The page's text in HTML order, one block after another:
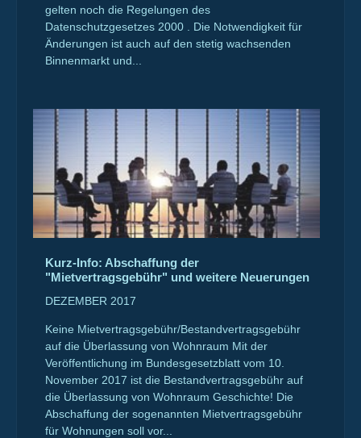
gelten noch die Regelungen des
Datenschutzgesetzes 2000 . Die Notwendigkeit für
Änderungen ist auch auf den stetig wachsenden
Binnenmarkt und...
Kurz-Info: Abschaffung der
"Mietvertragsgebühr" und weitere Neuerungen
DEZEMBER 2017
Keine Mietvertragsgebühr/Bestandvertragsgebühr
auf die Überlassung von Wohnraum Mit der
Veröffentlichung im Bundesgesetzblatt vom 10.
November 2017 ist die Bestandvertragsgebühr auf
die Überlassung von Wohnraum Geschichte! Die
Abschaffung der sogenannten Mietvertragsgebühr
für Wohnungen soll vor...